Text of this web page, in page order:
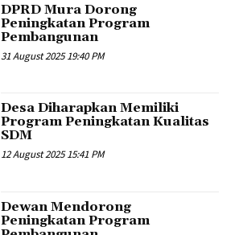
DPRD Mura Dorong
Peningkatan Program
Pembangunan
31 August 2025 19:40 PM
Desa Diharapkan Memiliki
Program Peningkatan Kualitas
SDM
12 August 2025 15:41 PM
Dewan Mendorong
Peningkatan Program